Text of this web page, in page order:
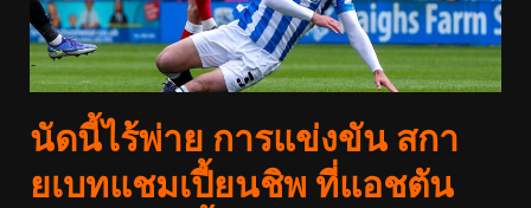
นัดนี้ไร้พ่าย การแข่งขัน สกา
ยเบทแชมเปี้ยนชิพ ที่แอชตัน